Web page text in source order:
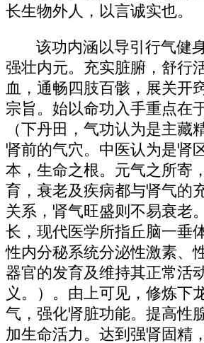
长生物外人，以言诚实也。
该功内涵以导引行气健
强壮内元。充实脏腑，舒行
血，通畅四肢百骸，展关开
宗旨。始以命功入手重点在
（下丹田，气功认为是主藏
肾前的气穴。中医认为是肾
本，生命之根。元气之所寄
育，衰老及疾病都与肾气的
关系，肾气旺盛则不易衰老
长，现代医学所指丘脑一垂
性内分秘系统分泌性激素、
器官的发育及维持其正常活
义。）。由上可见，修炼下
气，强化肾脏功能。提高性
加生命活力。达到强肾固精